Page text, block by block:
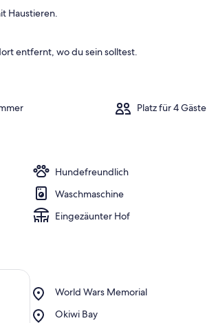
Haustieren.
entfernt, wo du sein solltest.
Platz für 4 Gäste
Hundefreundlich
Waschmaschine
Eingezäunter Hof
World Wars Memorial
Place,
Wars
Okiwi Bay
Place,